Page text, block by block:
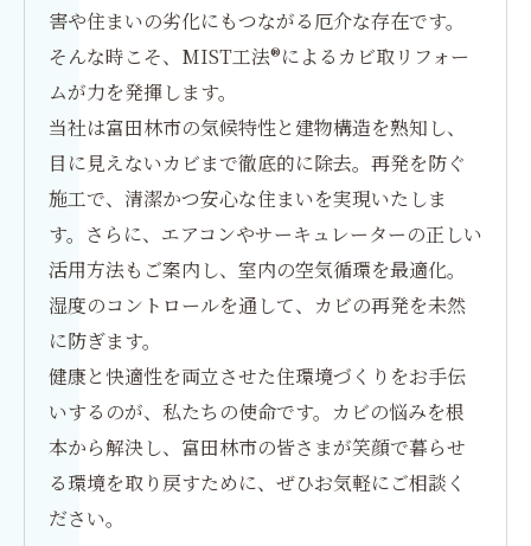
害や住まいの劣化にもつながる厄介な存在です。
そんな時こそ、MIST工法®によるカビ取リフォー
ムが力を発揮します。
当社は富田林市の気候特性と建物構造を熟知し、
目に見えないカビまで徹底的に除去。再発を防ぐ
施工で、清潔かつ安心な住まいを実現いたしま
す。さらに、エアコンやサーキュレーターの正しい
活用方法もご案内し、室内の空気循環を最適化。
湿度のコントロールを通して、カビの再発を未然
に防ぎます。
健康と快適性を両立させた住環境づくりをお手伝
いするのが、私たちの使命です。カビの悩みを根
本から解決し、富田林市の皆さまが笑顔で暮らせ
る環境を取り戻すために、ぜひお気軽にご相談く
ださい。